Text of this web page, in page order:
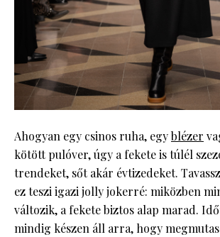
Ahogyan egy csinos ruha, egyblézer
kötött pulóver, úgy a fekete is túlél
trendeket, sőt akár évtizedeket.
ez teszi igazi jolly jokerré: miközben
változik, a fekete biztos alap marad.
mindig készen áll arra, hogy